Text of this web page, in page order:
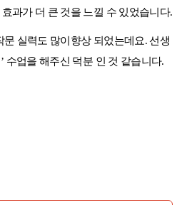
과가 더 큰 것을 느낄 수 있었습니다.
실력도 많이향상 되었는데요.선생
’ 수업을 해주신 덕분 인 것 같습니다.